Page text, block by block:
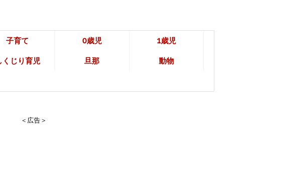
子育て 0歳児 1歳児
くじり育児 旦那 動物
＜広告＞